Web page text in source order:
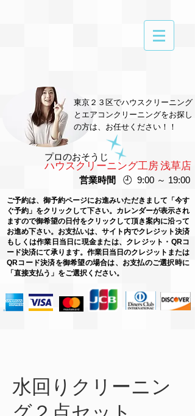
プロのおそうじ
ハウスクリーニング工房 浅草店
東京２３区でハウスクリーニング
とエアコンクリーニングをお探し
の方は、お任せください！！
営業時間 🕘 9:00 ～ 19:00
ご予約は、御予約ページにお進みいただきまして「今す
ぐ予約」をクリックして下さい。カレンダーが表示され
ますので御希望の日付をクリックして頂き案内に沿って
お進め下さい。お支払いは、サイト内でクレジット決済
もしくは作業日当日に現金または、クレジット・QRコ
ード決済にて承ります。作業日当日のクレジットまたは
QRコード決済を御希望の場合は、お支払のご選択時に
「直接支払う」をご選択ください。
水回りクリーニン